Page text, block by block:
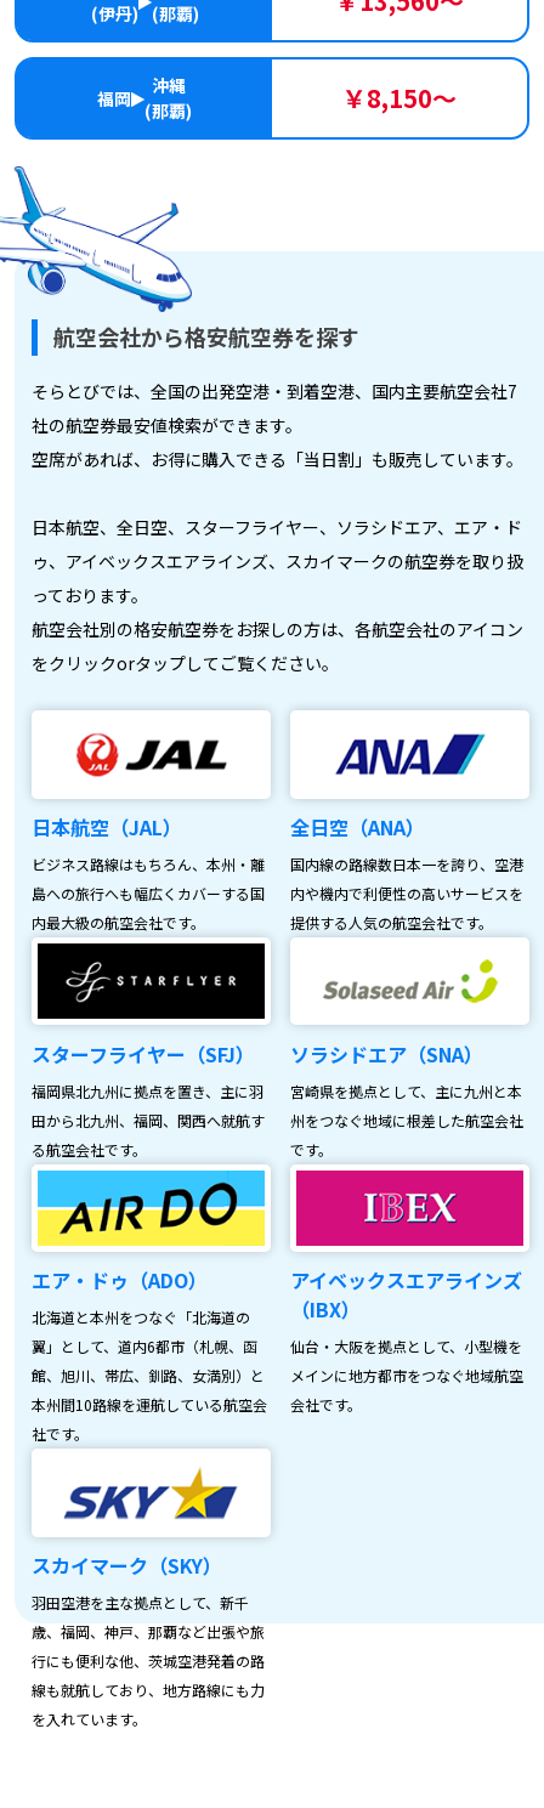
(伊丹)
(那覇)
福岡
沖縄
(那覇)
￥8,150～
航空会社から格安航空券を探す
そらとびでは、全国の出発空港・到着空港、国内主要航空会社7
社の航空券最安値検索ができます。
空席があれば、お得に購入できる「当日割」も販売しています。
日本航空、全日空、スターフライヤー、ソラシドエア、エア・ド
ゥ、アイベックスエアラインズ、スカイマークの航空券を取り扱
っております。
航空会社別の格安航空券をお探しの方は、各航空会社のアイコン
をクリックorタップしてご覧ください。
日本航空（JAL）
ビジネス路線はもちろん、本州・離
島への旅行へも幅広くカバーする国
内最大級の航空会社です。
全日空（ANA）
国内線の路線数日本一を誇り、空港
内や機内で利便性の高いサービスを
提供する人気の航空会社です。
スターフライヤー（SFJ）
福岡県北九州に拠点を置き、主に羽
田から北九州、福岡、関西へ就航す
る航空会社です。
ソラシドエア（SNA）
宮崎県を拠点として、主に九州と本
州をつなぐ地域に根差した航空会社
です。
エア・ドゥ（ADO）
北海道と本州をつなぐ「北海道の
翼」として、道内6都市（札幌、函
館、旭川、帯広、釧路、女満別）と
本州間10路線を運航している航空会
社です。
アイベックスエアラインズ
（IBX）
仙台・大阪を拠点として、小型機を
メインに地方都市をつなぐ地域航空
会社です。
スカイマーク（SKY）
羽田空港を主な拠点として、新千
歳、福岡、神戸、那覇など出張や旅
行にも便利な他、茨城空港発着の路
線も就航しており、地方路線にも力
を入れています。